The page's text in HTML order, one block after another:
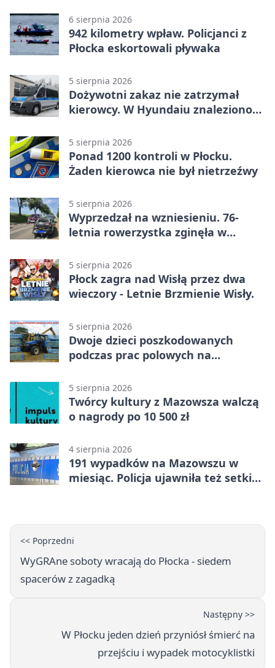
6 sierpnia 2026
942 kilometry wpław. Policjanci z
Płocka eskortowali pływaka
5 sierpnia 2026
Dożywotni zakaz nie zatrzymał
kierowcy. W Hyundaiu znaleziono
5 sierpnia 2026
Ponad 1200 kontroli w Płocku.
Żaden kierowca nie był nietrzeźwy
5 sierpnia 2026
Wyprzedzał na wzniesieniu. 76-
letnia rowerzystka zginęła w
5 sierpnia 2026
Płock zagra nad Wisłą przez dwa
wieczory - Letnie Brzmienie Wisły.
5 sierpnia 2026
Dwoje dzieci poszkodowanych
podczas prac polowych na
5 sierpnia 2026
Twórcy kultury z Mazowsza walczą
o nagrody po 10 500 zł
4 sierpnia 2026
191 wypadków na Mazowszu w
miesiąc. Policja ujawniła też setki
<< Poprzedni
WyGRAne soboty wracają do Płocka - siedem
spacerów z zagadką
Następny >>
W Płocku jeden dzień przyniósł śmierć na
przejściu i wypadek motocyklistki